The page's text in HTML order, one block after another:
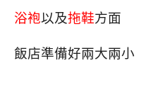
浴袍以及拖鞋方面
飯店準備好兩大兩小